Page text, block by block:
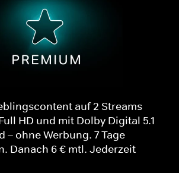
auf 2 Streams
HD und mit Dolby Digital 5.1
– ohne Werbung. 7 Tage
Danach 6 € mtl. Jederzeit